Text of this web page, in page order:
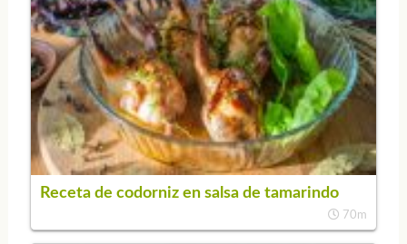
Receta de codorniz en salsa de tamarindo
70m